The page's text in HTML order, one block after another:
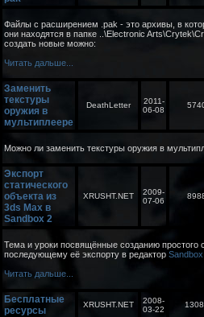
Файлы с расширением .pak - это архивы, в
они находятся в папке ..\Electronic
создать новые можно:
Читать дальше...
Заменить
текстуры
оружия в
мультиплеере
DeathLetter
2011-
06-08
Можно ли заменить текстуры оружия в
Экспорт
статического
объекта из
3ds Max в
Sandbox 2
XRUSHT.NET
2009-
07-06
Тема и уроки посвящённые созданию простого
последующему её экспорту в редактор
Читать дальше...
Бесплатные
ресурсы
XRUSHT.NET
2008-
03-22